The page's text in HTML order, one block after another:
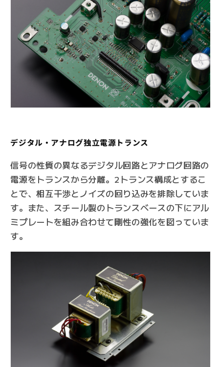
デジタル・アナログ独立電源トランス
信号の性質の異なるデジタル回路とアナログ回路の
電源をトランスから分離。2トランス構成とするこ
とで、相互干渉とノイズの回り込みを排除していま
す。また、スチール製のトランスベースの下にアル
ミプレートを組み合わせて剛性の強化を図っていま
す。